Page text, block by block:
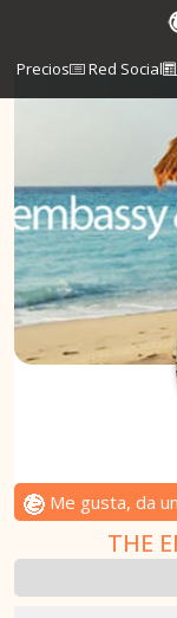
Precios Red Social
Me gusta, da
THE